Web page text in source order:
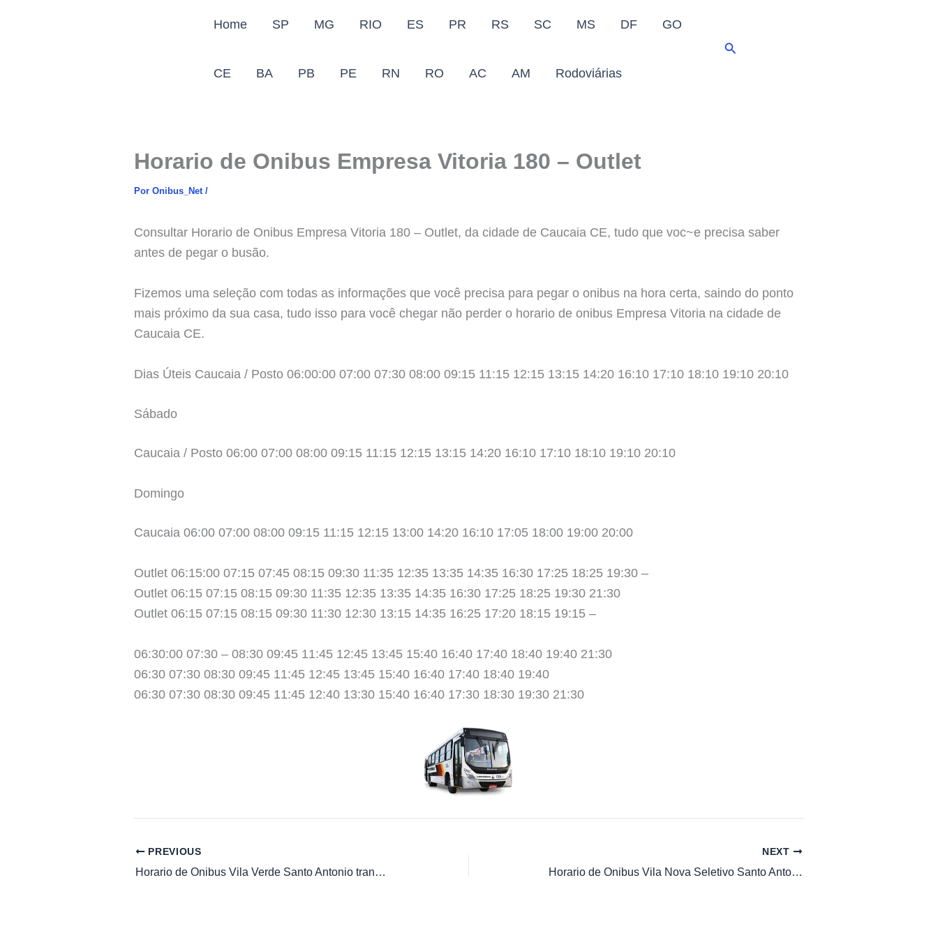
Home SP MG RIO ES PR RS SC MS DF GO
CE BA PB PE RN RO AC AM Rodoviárias
Pesquisar
Horario de Onibus Empresa Vitoria 180 – Outlet
Por Onibus_Net /
Consultar Horario de Onibus Empresa Vitoria 180 – Outlet, da cidade de Caucaia CE, tudo que voc~e precisa saber
antes de pegar o busão.
Fizemos uma seleção com todas as informações que você precisa para pegar o onibus na hora certa, saindo do ponto
mais próximo da sua casa, tudo isso para você chegar não perder o horario de onibus Empresa Vitoria na cidade de
Caucaia CE.
Dias Úteis Caucaia / Posto 06:00:00 07:00 07:30 08:00 09:15 11:15 12:15 13:15 14:20 16:10 17:10 18:10 19:10 20:10
Sábado
Caucaia / Posto 06:00 07:00 08:00 09:15 11:15 12:15 13:15 14:20 16:10 17:10 18:10 19:10 20:10
Domingo
Caucaia 06:00 07:00 08:00 09:15 11:15 12:15 13:00 14:20 16:10 17:05 18:00 19:00 20:00
Outlet 06:15:00 07:15 07:45 08:15 09:30 11:35 12:35 13:35 14:35 16:30 17:25 18:25 19:30 –
Outlet 06:15 07:15 08:15 09:30 11:35 12:35 13:35 14:35 16:30 17:25 18:25 19:30 21:30
Outlet 06:15 07:15 08:15 09:30 11:30 12:30 13:15 14:35 16:25 17:20 18:15 19:15 –
06:30:00 07:30 – 08:30 09:45 11:45 12:45 13:45 15:40 16:40 17:40 18:40 19:40 21:30
06:30 07:30 08:30 09:45 11:45 12:45 13:45 15:40 16:40 17:40 18:40 19:40
06:30 07:30 08:30 09:45 11:45 12:40 13:30 15:40 16:40 17:30 18:30 19:30 21:30
PREVIOUS
Horario de Onibus Vila Verde Santo Antonio transportes
NEXT
Horario de Onibus Vila Nova Seletivo Santo Antonio transportes